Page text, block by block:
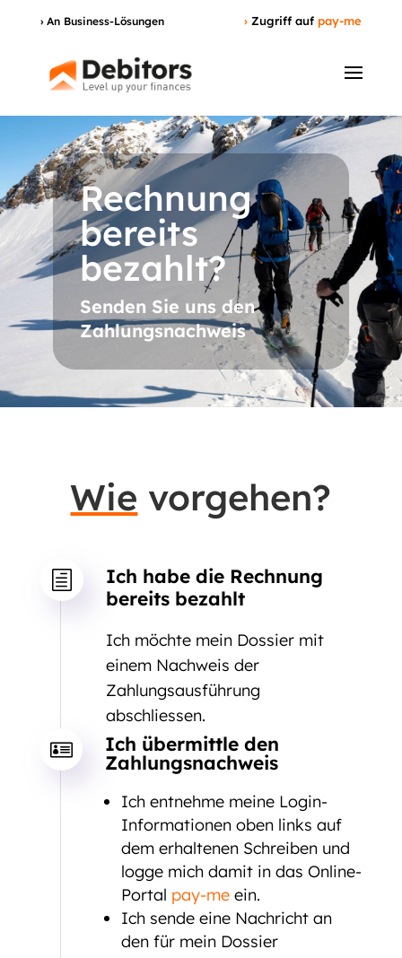
› An Business-Lösungen › Zugriff auf pay-me
Rechnung
bereits
bezahlt?
Senden Sie uns den
Zahlungsnachweis
Wie vorgehen?
h
Ich habe die Rechnung
bereits bezahlt
Ich möchte mein Dossier mit
einem Nachweis der
Zahlungsausführung
abschliessen.

Ich übermittle den
Zahlungsnachweis
Ich entnehme meine Login-
Informationen oben links auf
dem erhaltenen Schreiben und
logge mich damit in das Online-
Portal pay-meein.
Ich sende eine Nachricht an
den für mein Dossier